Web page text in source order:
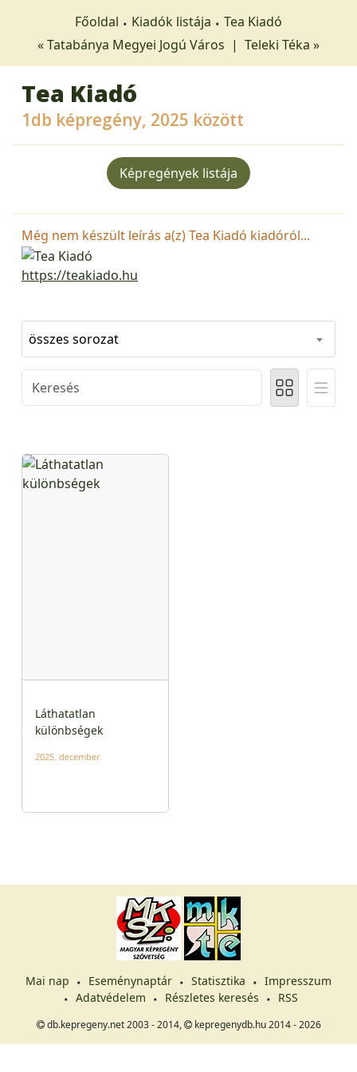
Főoldal Kiadók listája
Tea Kiadó
« Tatabánya Megyei Jogú Város | Teleki Téka »
Tea Kiadó
1db képregény, 2025 között
Képregények listája
Még nem készült leírás a(z) Tea Kiadó kiadóról...
https://teakiado.hu
összes sorozat
Láthatatlan
különbségek
2025. december
Mai nap Eseménynaptár Statisztika
Impresszum
Adatvédelem
Részletes keresés RSS
db.kepregeny.net 2003 - 2014, kepregenydb.hu 2014 - 2026